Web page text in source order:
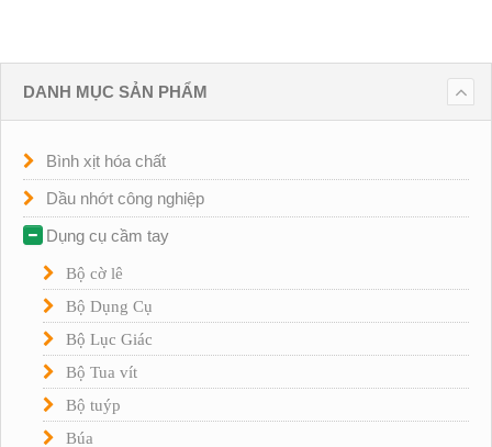
DANH MỤC SẢN PHẨM
Bình xịt hóa chất
Dầu nhớt công nghiệp
Dụng cụ cầm tay
Bộ cờ lê
Bộ Dụng Cụ
Bộ Lục Giác
Bộ Tua vít
Bộ tuýp
Búa